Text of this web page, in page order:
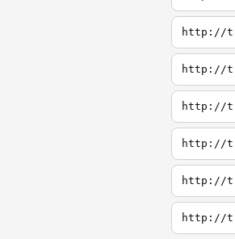
http://
http://
http://
http://
http://
http://